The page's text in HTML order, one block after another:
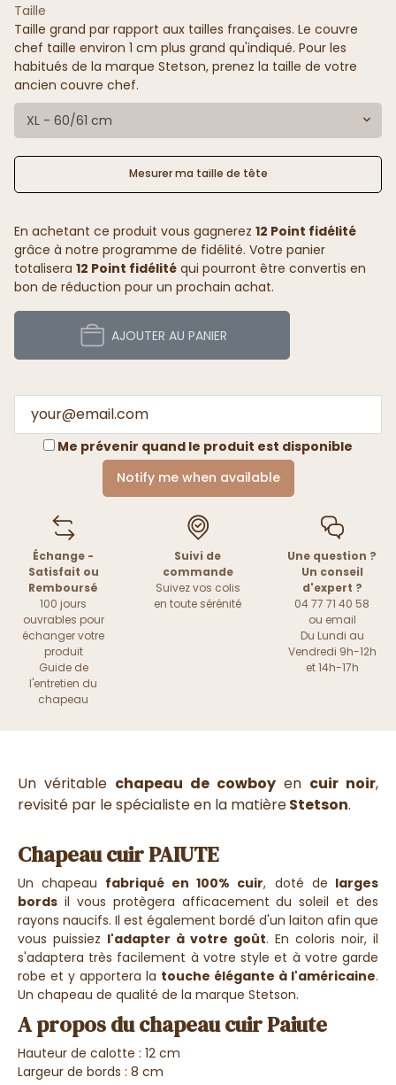
Taille
Taille grand par rapport aux tailles françaises. Le couvre
chef taille environ 1 cm plus grand qu'indiqué. Pour les
habitués de la marque Stetson, prenez la taille de votre
ancien couvre chef.
XL - 60/61 cm
Mesurer ma taille de tête
En achetant ce produit vous gagnerez 12 Point fidélité
grâce à notre programme de fidélité. Votre panier
totalisera 12 Point fidélité qui pourront être convertis en
bon de réduction pour un prochain achat.
AJOUTER AU PANIER
Me prévenir quand le produit est disponible
Notify me when available
Échange -
Satisfait ou
Remboursé
100 jours
ouvrables pour
échanger votre
produit
Guide de
l'entretien du
chapeau
Suivi de
commande
Suivez vos colis
en toute sérénité
Une question ?
Un conseil
d'expert ?
04 77 71 40 58
ou email
Du Lundi au
Vendredi 9h-12h
et 14h-17h
Un véritable chapeau de cowboy en cuir noir,
revisité par le spécialiste en la matièreStetson.
Chapeau cuir PAIUTE
Un chapeau fabriqué en 100% cuir, doté de larges
bords il vous protègera afficacement du soleil et des
rayons naucifs. Il est également bordé d'un laiton afin que
vous puissiez l'adapter à votre goût. En coloris noir, il
s'adaptera très facilement à votre style et à votre garde
robe et y apportera la touche élégante à l'américaine.
Un chapeau de qualité de la marque Stetson.
A propos du chapeau cuir Paiute
Hauteur de calotte : 12 cm
Largeur de bords : 8 cm